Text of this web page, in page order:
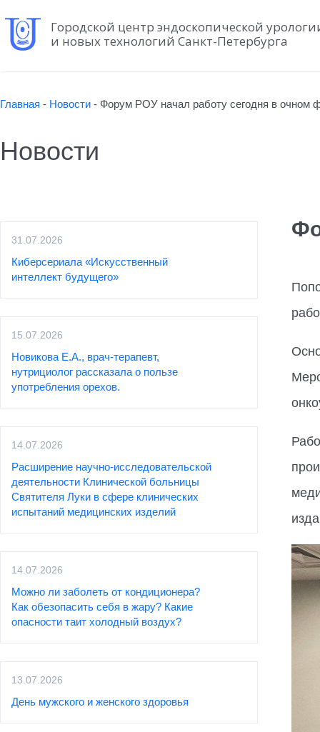
Городской центр эндоскопической
и новых технологий Санкт-Петербурга
Главная - Новости - Форум РОУ начал работу сегодня в очном
Новости
31.07.2026
Киберсериала «Искусственный
интеллект будущего»
15.07.2026
Новикова Е.А., врач-терапевт,
нутрициолог рассказала о пользе
употребления орехов.
14.07.2026
Расширение научно-исследовательской
деятельности Клинической больницы
Святителя Луки в сфере клинических
испытаний медицинских изделий
14.07.2026
Можно ли заболеть от кондиционера?
Как обезопасить себя в жару? Какие
опасности таит холодный воздух?
13.07.2026
День мужского и женского здоровья